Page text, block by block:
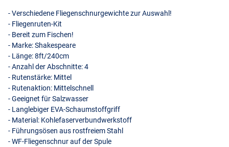
#5/6
- Verschiedene Fliegenschnurgewichte zur Auswahl!
- Fliegenruten-Kit
- Bereit zum Fischen!
- Marke: Shakespeare
- Länge: 8ft/240cm
- Anzahl der Abschnitte: 4
- Rutenstärke: Mittel
- Rutenaktion: Mittelschnell
- Geeignet für Salzwasser
- Langlebiger EVA-Schaumstoffgriff
- Material: Kohlefaserverbundwerkstoff
- Führungsösen aus rostfreiem Stahl
- WF-Fliegenschnur auf der Spule